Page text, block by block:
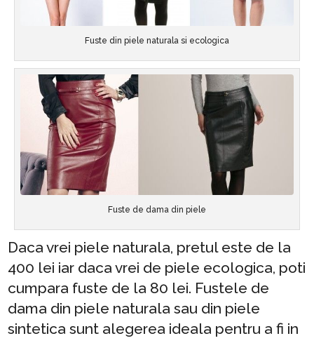
Fuste din piele naturala si ecologica
Fuste de dama din piele
Daca vrei piele naturala, pretul este de la
400 lei iar daca vrei de piele ecologica, poti
cumpara fuste de la 80 lei. Fustele de
dama din piele naturala sau din piele
sintetica sunt alegerea ideala pentru a fi in